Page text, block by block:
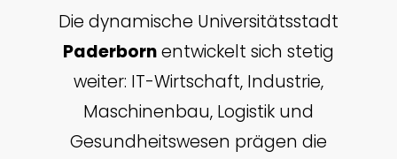
Die dynamische Universitätsstadt
Paderbornentwickelt sich stetig
weiter: IT-Wirtschaft, Industrie,
Maschinenbau, Logistik und
Gesundheitswesen prägen die